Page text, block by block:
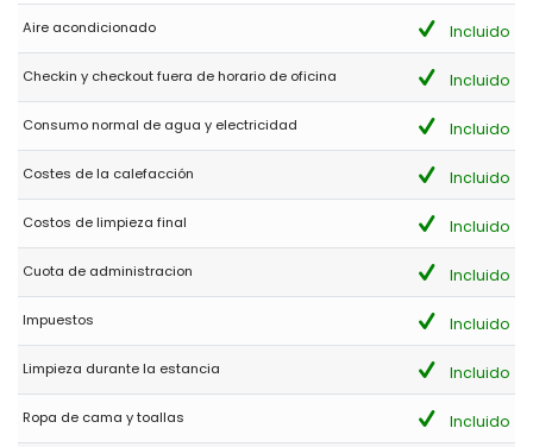
Aire acondicionado Incluido
Checkin y checkout fuera de horario de oficina Incluido
Consumo normal de agua y electricidad Incluido
Costes de la calefacción Incluido
Costos de limpieza final Incluido
Cuota de administracion Incluido
Impuestos Incluido
Limpieza durante la estancia Incluido
Ropa de cama y toallas Incluido